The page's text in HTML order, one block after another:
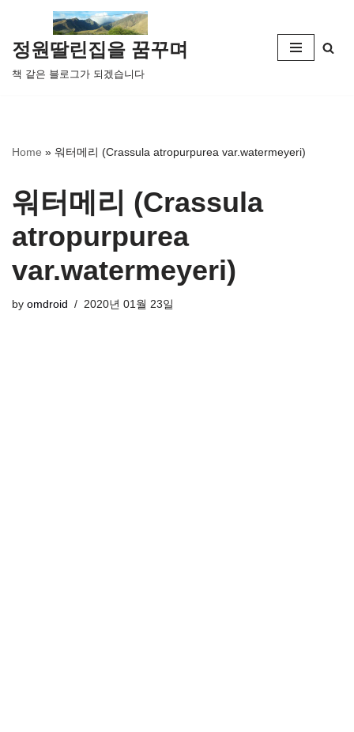
콘
텐
츠
뛰
정원딸린집을 꿈꾸며
책 같은 블로그가 되겠습니다
Home » 워터메리 (Crassula atropurpurea var.watermeyeri)
워터메리 (Crassula
atropurpurea
var.watermeyeri)
by omdroid 2020년 01월 23일